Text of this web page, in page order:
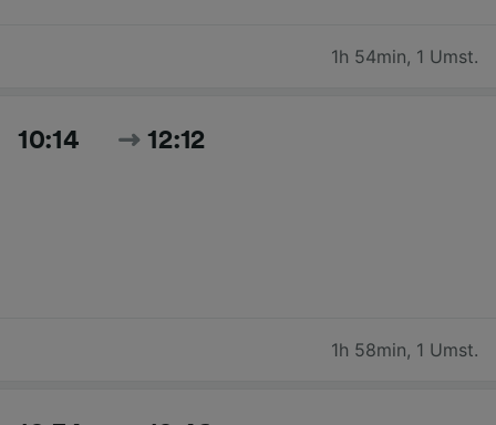
1h 54min, 1 Umst.
10:14 12:12
1h 58min, 1 Umst.